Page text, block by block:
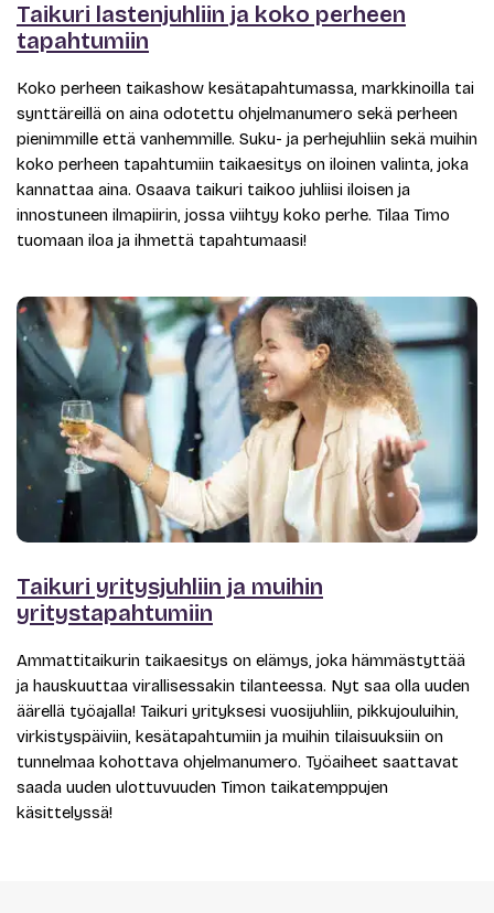
Taikuri lastenjuhliin ja koko perheen
tapahtumiin
Koko perheen taikashow kesätapahtumassa, markkinoilla tai
synttäreillä on aina odotettu ohjelmanumero sekä perheen
pienimmille että vanhemmille. Suku- ja perhejuhliin sekä muihin
koko perheen tapahtumiin taikaesitys on iloinen valinta, joka
kannattaa aina. Osaava taikuri taikoo juhliisi iloisen ja
innostuneen ilmapiirin, jossa viihtyy koko perhe. Tilaa Timo
tuomaan iloa ja ihmettä tapahtumaasi!
Taikuri yritysjuhliin ja muihin
yritystapahtumiin
Ammattitaikurin taikaesitys on elämys, joka hämmästyttää
ja hauskuuttaa virallisessakin tilanteessa. Nyt saa olla uuden
äärellä työajalla! Taikuri yrityksesi vuosijuhliin, pikkujouluihin,
virkistyspäiviin, kesätapahtumiin ja muihin tilaisuuksiin on
tunnelmaa kohottava ohjelmanumero. Työaiheet saattavat
saada uuden ulottuvuuden Timon taikatemppujen
käsittelyssä!